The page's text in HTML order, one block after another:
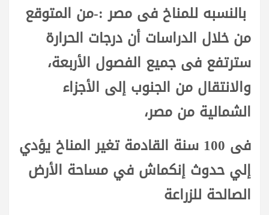
بالنسبه للمناخ فى مصر :-من المتوقع
من خلال الدراسات أن درجات الحرارة
سترتفع فى جميع الفصول الأربعة،
والانتقال من الجنوب إلى الأجزاء
الشمالية من مصر،
فى 100 سنة القادمة تغير المناخ يؤدي
إلي حدوث إنكماش في مساحة الأرض
الصالحة للزراعة